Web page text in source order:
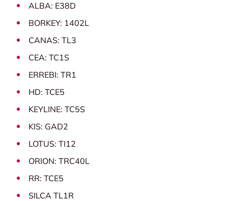
ALBA: E38D
BORKEY: 1402L
CANAS: TL3
CEA: TC1S
ERREBI: TR1
HD: TCE5
KEYLINE: TC5S
KIS: GAD2
LOTUS: TI12
ORION: TRC40L
RR: TCE5
SILCA TL1R